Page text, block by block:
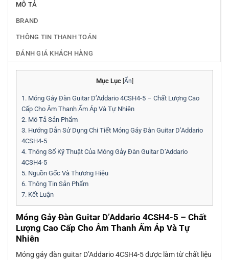
MÔ TẢ
BRAND
THÔNG TIN THANH TOÁN
ĐÁNH GIÁ KHÁCH HÀNG
Mục Lục Ẩn
1. Móng Gảy Đàn Guitar D’Addario 4CSH4-5 – Chất Lượng Cao
Cấp Cho Âm Thanh Ấm Áp Và Tự Nhiên
2. Mô Tả Sản Phẩm
3. Hướng Dẫn Sử Dụng Chi Tiết Móng Gảy Đàn Guitar D’Addario
4CSH4-5
4. Thông Số Kỹ Thuật Của Móng Gảy Đàn Guitar D’Addario
4CSH4-5
5. Nguồn Gốc Và Thương Hiệu
6. Thông Tin Sản Phẩm
7. Kết Luận
Móng Gảy Đàn Guitar D’Addario 4CSH4-5 – Chất
Lượng Cao Cấp Cho Âm Thanh Ấm Áp Và Tự
Nhiên
Móng gảy đàn guitar D’Addario 4CSH4-5 được làm từ chất liệu